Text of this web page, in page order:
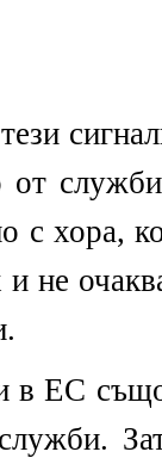
с хора,
и не
в ЕС